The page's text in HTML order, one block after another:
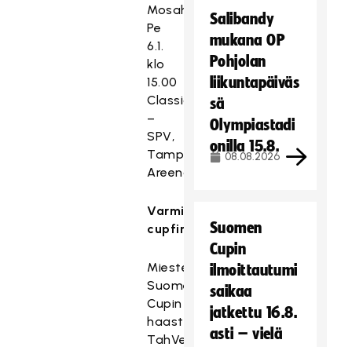
Mosahalli
Pe
6.1.
klo
15.00
Classic
–
SPV,
Tampere
Areena
Varmistuneet
cupfinaalit:
Miesten
Suomen
Cupin
haastajafinaali:
TahVe
Salibandy
mukana OP
Pohjolan
liikuntapäiväs
sä
Olympiastadi
onilla 15.8.
08.08.2026
Suomen
Cupin
ilmoittautumi
saikaa
jatkettu 16.8.
asti – vielä